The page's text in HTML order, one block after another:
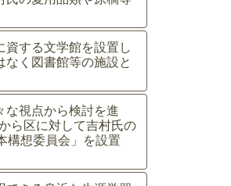
資する文学館を設置し
く図書館等の施設と
な視点から検討を進
ら区に対して吉村氏の
構想委員会」を設置